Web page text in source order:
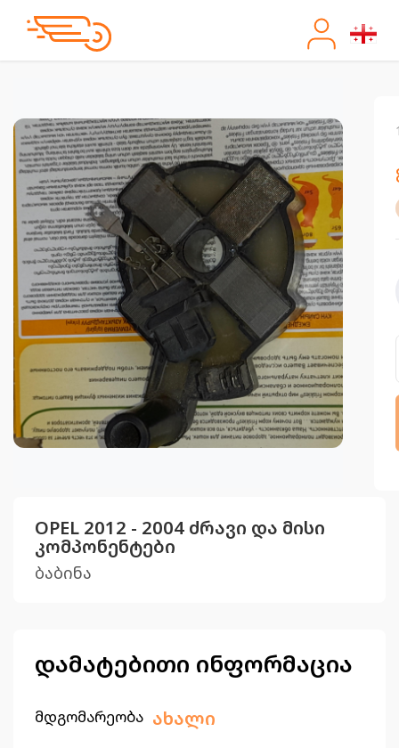
OPEL 2012 - 2004 ძრავი და მისი
კომპონენტები
ბაბინა
დამატებითი ინფორმაცია
მდგომარეობა ახალი